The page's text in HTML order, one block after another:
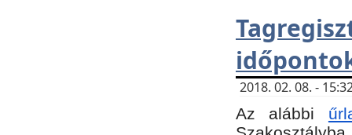
2018. 02. 08. -
Az alábbi